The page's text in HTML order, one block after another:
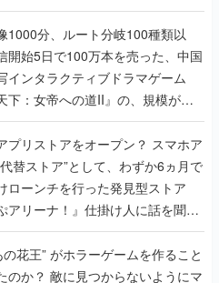
EXTREME』で初タッグを組
ェンド2人に訊く開発秘話
1000分、ルート分岐100種類以
開始5日で100万本を売った、中国
インタラクティブドラマゲーム
下：女帝への道II』の、規模が違
りをプロデューサーに聞いた
リストアをオープン？ スマホア
替ストア”として、わずか6ヵ月で
ローンチを行った発見型ストア
アリーナ！』仕掛け人に話を聞い
の花王” がホラーゲームを作ること
つからないようにマ